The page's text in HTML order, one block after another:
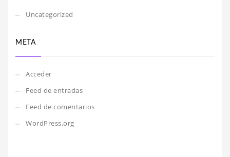
Uncategorized
META
Acceder
Feed de entradas
Feed de comentarios
WordPress.org